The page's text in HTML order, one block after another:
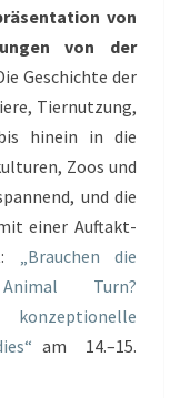
von
von der
Geschichte der
Tiernutzung,
hinein in die
Zoos und
und die
einer Auftakt-
„Brauchen die
Turn?
am 14.–15.